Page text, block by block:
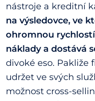
nástroje a kreditní
na výsledovce, ve
ohromnou
náklady a dostává
divoké eso. Pakliže
udržet ve svých
možnost cross-